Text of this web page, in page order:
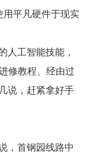
用平凡硬件于现实
人工智能技能，
修教程、经由过
说，赶紧拿好手
，首钢园线路中